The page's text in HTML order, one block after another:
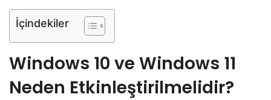
İçindekiler
Windows 10 ve Windows 11
Neden Etkinleştirilmelidir?